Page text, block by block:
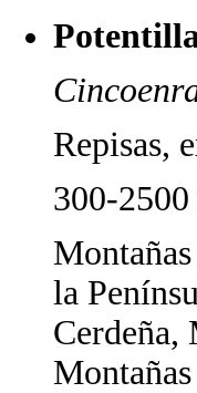
Repisas,
300-
la
Cerdeña,